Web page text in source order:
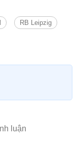
RB Leipzig